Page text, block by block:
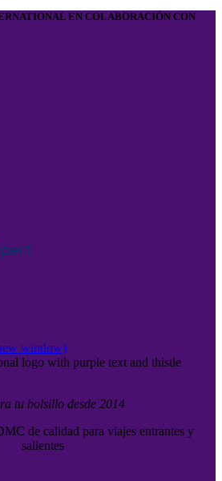
EN COLABORACIÓN CON
window)
tu bolsillo desde 2014
de calidad para viajes entrantes y
salientes